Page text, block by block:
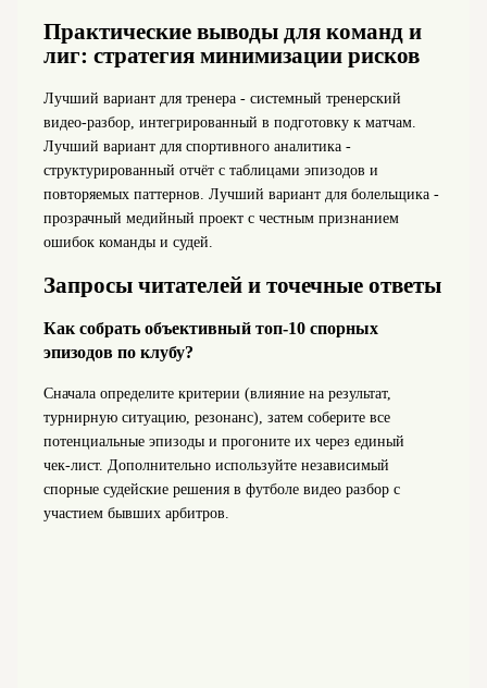
Практические выводы для команд и
лиг: стратегия минимизации рисков
Лучший вариант для тренера - системный тренерский
видео‑разбор, интегрированный в подготовку к матчам.
Лучший вариант для спортивного аналитика -
структурированный отчёт с таблицами эпизодов и
повторяемых паттернов. Лучший вариант для болельщика -
прозрачный медийный проект с честным признанием
ошибок команды и судей.
Запросы читателей и точечные ответы
Как собрать объективный топ‑10 спорных
эпизодов по клубу?
Сначала определите критерии (влияние на результат,
турнирную ситуацию, резонанс), затем соберите все
потенциальные эпизоды и прогоните их через единый
чек‑лист. Дополнительно используйте независимый
спорные судейские решения в футболе видео разбор с
участием бывших арбитров.